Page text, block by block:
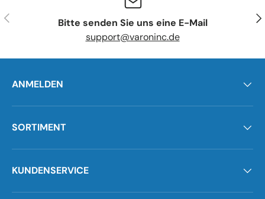
Vorherige
Bitte senden Sie uns eine E-Mail
support@varoninc.de
ANMELDEN
SORTIMENT
KUNDENSERVICE